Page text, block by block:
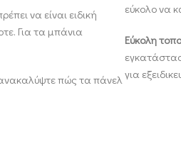
να είναι ειδική
Για τα μπάνια
ανακαλύψτε πώς τα πάνελ
εύκολο να
Εύκολη
για